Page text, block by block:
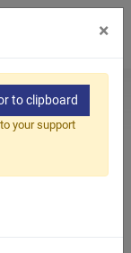
переработки жёстких пластиковых профилей
решение
×
to clipboard
your support